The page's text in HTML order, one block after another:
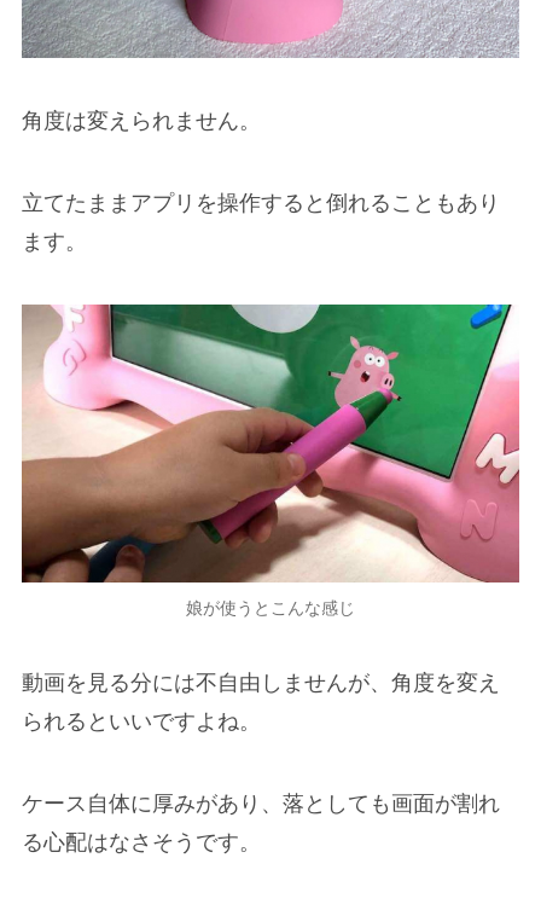
角度は変えられません。
立てたままアプリを操作すると倒れることもあり
ます。
娘が使うとこんな感じ
動画を見る分には不自由しませんが、角度を変え
られるといいですよね。
ケース自体に厚みがあり、落としても画面が割れ
る心配はなさそうです。